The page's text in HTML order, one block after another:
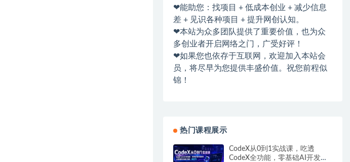
❤能助您：找项目 + 低成本创业 + 减少信息
差 + 见识各种项目 + 提升网创认知。
❤本站为众多团队提供了重要价值，也为众
多创业者开启网络之门，广受好评！
❤如果您也依存于互联网，欢迎加入本站会
员，将尽早为您提供丰盛价值。祝您前程似
锦！
热门课程展示
CodeX从0到1实战课，吃透
CodeX全功能，零基础AI开发实